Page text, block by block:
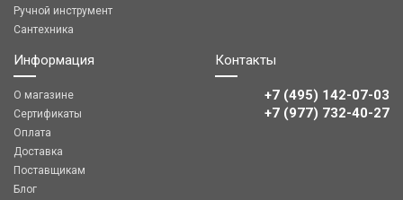
Ручной инструмент
Сантехника
Информация
О магазине
Сертификаты
Оплата
Доставка
Поставщикам
Блог
Контакты
+7 (495) 142-07-03
‎‎+7 (977) 732-40-27